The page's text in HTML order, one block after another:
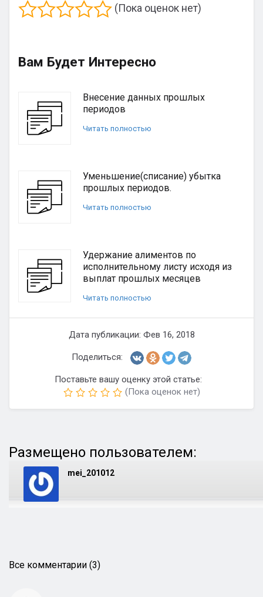
(Пока оценок нет)
Вам Будет Интересно
Внесение данных прошлых
периодов
Читать полностью
Уменьшение(списание) убытка
прошлых периодов.
Читать полностью
Удержание алиментов по
исполнительному листу исходя из
выплат прошлых месяцев
Читать полностью
Дата публикации: Фев 16, 2018
Поделиться:
Поставьте вашу оценку этой статье:
(Пока оценок нет)
Размещено пользователем:
mei_201012
Все комментарии (3)